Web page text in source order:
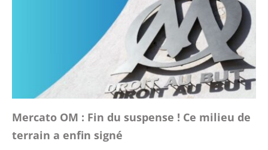
Mercato OM : Fin du suspense ! Ce milieu de
terrain a enfin signé